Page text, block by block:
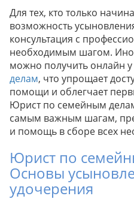
Для тех, кто только
возможность
консультация с
необходимым шагом.
можно получить онлайн у
делам, что упрощает
помощи и облегчает
Юрист по семейным
самым важным шагам,
и помощь в сборе всех
Юрист по
Основы
удочерения